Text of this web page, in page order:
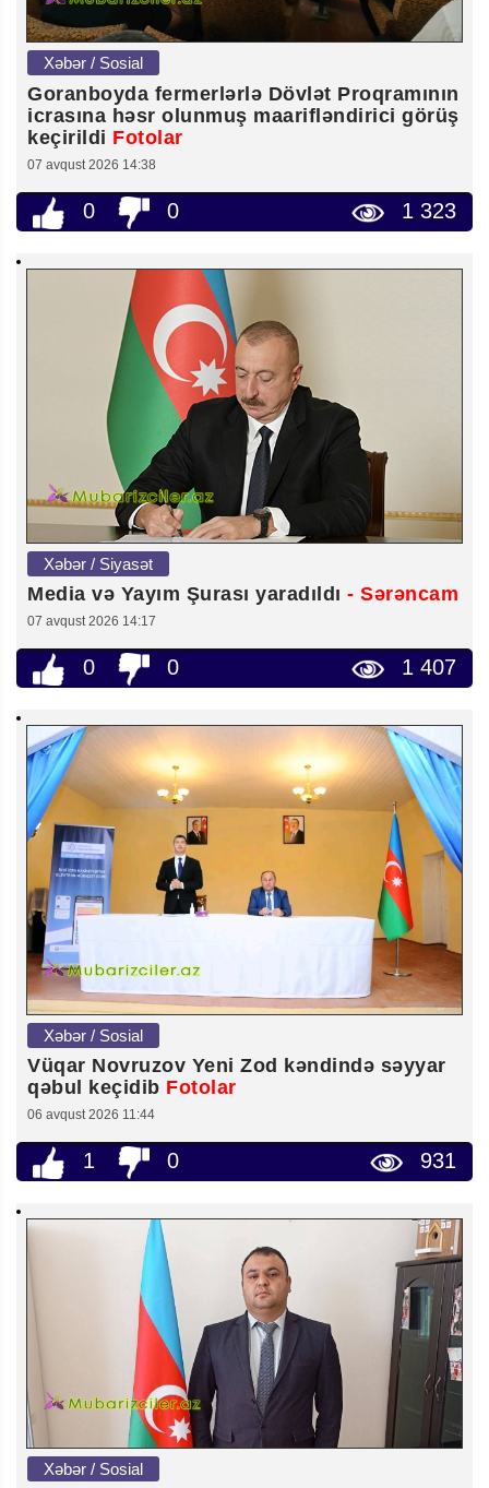
Xəbər / Sosial
Goranboyda fermerlərlə Dövlət Proqramının
icrasına həsr olunmuş maarifləndirici görüş
keçirildi Fotolar
07 avqust 2026 14:38
0 0 1 323
Xəbər / Siyasət
Media və Yayım Şurası yaradıldı - Sərəncam
07 avqust 2026 14:17
0 0 1 407
Xəbər / Sosial
Vüqar Novruzov Yeni Zod kəndində səyyar
qəbul keçidib Fotolar
06 avqust 2026 11:44
1 0 931
Xəbər / Sosial